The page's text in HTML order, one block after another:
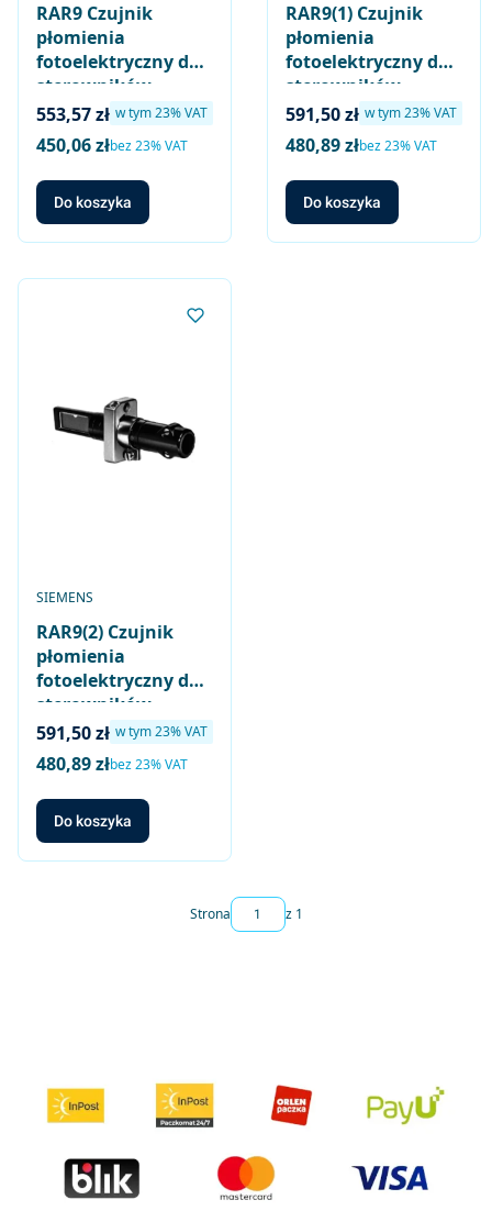
RAR9 Czujnik
płomienia
fotoelektryczny do
sterowników
palników olejowych
dużej mocy, bez
kołnierza i bez
obejmy, długość
kabla do 100 m -
zastępuje RAR7 i
Cena brutto
553,57 zł w tym %s VAT
w tym23%VAT
Cena netto
450,06 złbez 23% VAT
Do koszyka
RAR9(1) Czujnik
płomienia
fotoelektryczny do
sterowników
palników olejowych
dużej mocy, z
kołnierzem
zaokrąglonym i
obejmą, długość
kabla do 100 m -
Cena brutto
591,50 zł w tym %s VAT
w tym23%VAT
Cena netto
480,89 złbez 23% VAT
Do koszyka
RAR9(2) Czujnik
płomienia
fotoelektryczny do
sterowników
palników olejowych
dużej mocy, z
kołnierzem płaskim
i obejmą, długość
kabla do 100m
PRODUCENT
SIEMENS
Cena brutto
591,50 zł w tym %s VAT
w tym23%VAT
Cena netto
480,89 złbez 23% VAT
Do koszyka
Strona z 1